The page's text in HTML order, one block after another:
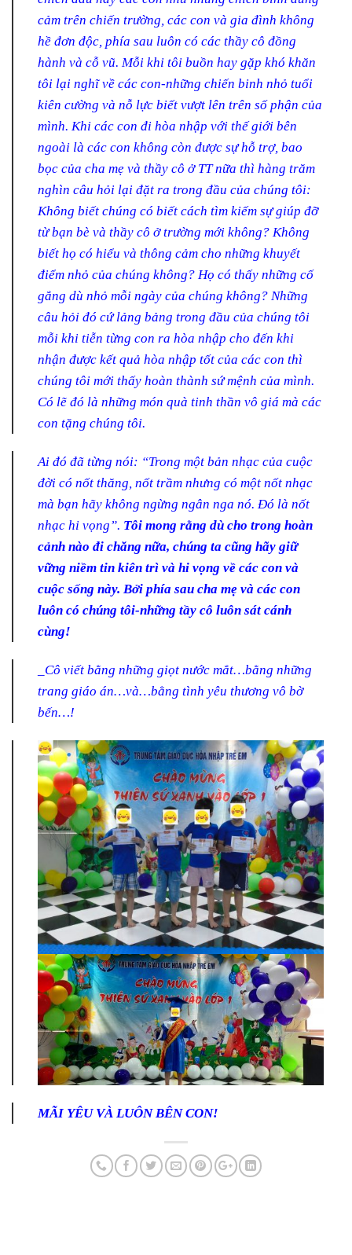
cảm trên chiến trường, các con và gia đình không
hề đơn độc, phía sau luôn có các thầy cô đồng
hành và cỗ vũ. Mỗi khi tôi buồn hay gặp khó khăn
tôi lại nghĩ về các con-những chiến binh nhỏ tuổi
kiên cường và nỗ lực biết vượt lên trên số phận của
mình. Khi các con đi hòa nhập với thế giới bên
ngoài là các con không còn được sự hỗ trợ, bao
bọc của cha mẹ và thầy cô ở TT nữa thì hàng trăm
nghìn câu hỏi lại đặt ra trong đầu của chúng tôi:
Không biết chúng có biết cách tìm kiếm sự giúp đỡ
từ bạn bè và thầy cô ở trường mới không? Không
biết họ có hiểu và thông cảm cho những khuyết
điểm nhỏ của chúng không? Họ có thấy những cố
gắng dù nhỏ mỗi ngày của chúng không? Những
câu hỏi đó cứ lảng bảng trong đầu của chúng tôi
mỗi khi tiễn từng con ra hòa nhập cho đến khi
nhận được kết quả hòa nhập tốt của các con thì
chúng tôi mới thấy hoàn thành sứ mệnh của mình.
Có lẽ đó là những món quà tinh thần vô giá mà các
con tặng chúng tôi.
Ai đó đã từng nói: “Trong một bản nhạc của cuộc
đời có nốt thăng, nốt trầm nhưng có một nốt nhạc
mà bạn hãy không ngừng ngân nga nó. Đó là nốt
nhạc hi vọng”. Tôi mong rằng dù cho trong hoàn
cảnh nào đi chăng nữa, chúng ta cũng hãy giữ
vững niềm tin kiên trì và hi vọng về các con và
cuộc sống này. Bởi phía sau cha mẹ và các con
luôn có chúng tôi-những tầy cô luôn sát cánh
cùng!
_Cô viết bằng những giọt nước mắt…bằng những
trang giáo án…và…bằng tình yêu thương vô bờ
bến…!
MÃI YÊU VÀ LUÔN BÊN CON!